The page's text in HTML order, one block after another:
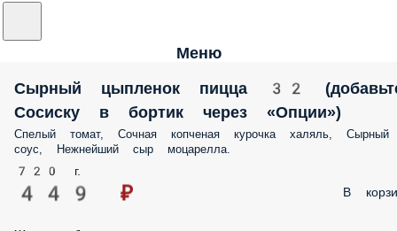
Сосиску в бортик через «Опции»)
Нежнейший сыр моцарелла.
720 г.
449 ₽ В корзину
Жвачки-зубочистки
Жвачки-зубочистки